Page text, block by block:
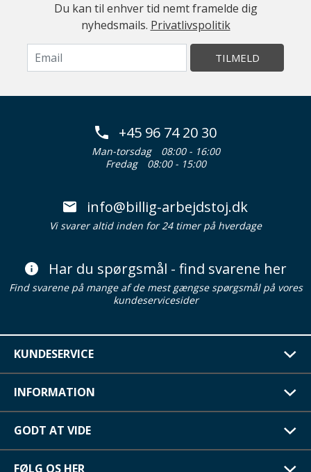
Du kan til enhver tid nemt framelde dig
nyhedsmails. Privatlivspolitik
TILMELD
+45 96 74 20 30
Man-torsdag
08:00 - 16:00
Fredag
08:00 - 15:00
info@billig-arbejdstoj.dk
Vi svarer altid inden for 24 timer på hverdage
Har du spørgsmål - find svarene her
Find svarene på mange af de mest gængse spørgsmål på vores
kundeservicesider
KUNDESERVICE
INFORMATION
GODT AT VIDE
FØLG OS HER